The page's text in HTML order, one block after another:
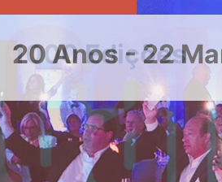
20 Anos - 22